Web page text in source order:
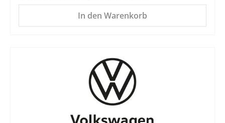
In den Warenkorb